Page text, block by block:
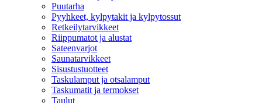
Puutarha
Pyyhkeet, kylpytakit ja kylpytossut
Retkeilytarvikkeet
Riippumatot ja alustat
Sateenvarjot
Saunatarvikkeet
Sisustustuotteet
Taskulamput ja otsalamput
Taskumatit ja termokset
Taulut